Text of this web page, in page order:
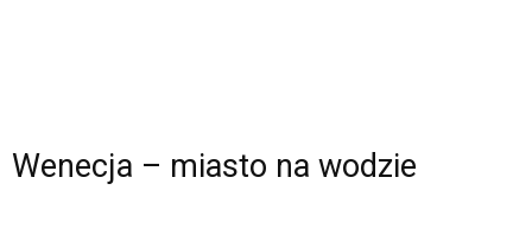
Wenecja – miasto na wodzie